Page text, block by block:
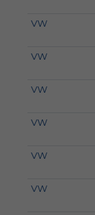
VW
VW
VW
VW
VW
VW